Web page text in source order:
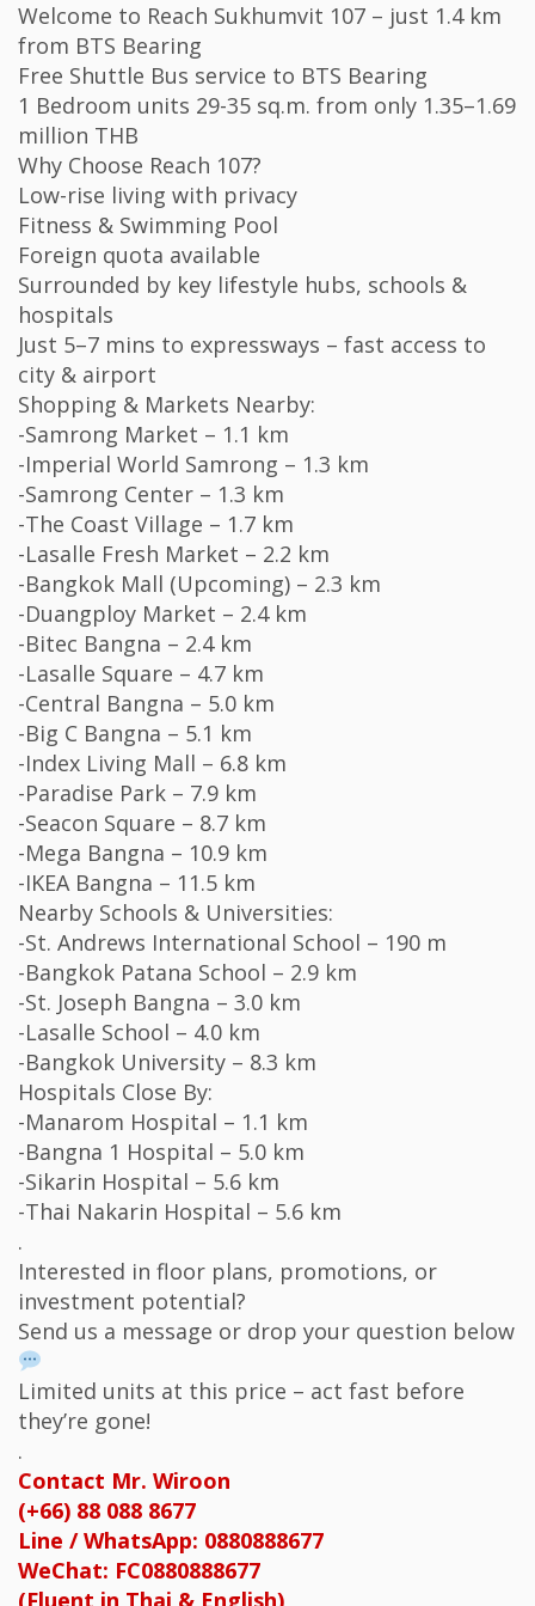
Welcome to Reach Sukhumvit 107 – just 1.4 km
from BTS Bearing
Free Shuttle Bus service to BTS Bearing
1 Bedroom units 29-35 sq.m. from only 1.35–1.69
million THB
Why Choose Reach 107?
Low-rise living with privacy
Fitness & Swimming Pool
Foreign quota available
Surrounded by key lifestyle hubs, schools &
hospitals
Just 5–7 mins to expressways – fast access to
city & airport
Shopping & Markets Nearby:
-Samrong Market – 1.1 km
-Imperial World Samrong – 1.3 km
-Samrong Center – 1.3 km
-The Coast Village – 1.7 km
-Lasalle Fresh Market – 2.2 km
-Bangkok Mall (Upcoming) – 2.3 km
-Duangploy Market – 2.4 km
-Bitec Bangna – 2.4 km
-Lasalle Square – 4.7 km
-Central Bangna – 5.0 km
-Big C Bangna – 5.1 km
-Index Living Mall – 6.8 km
-Paradise Park – 7.9 km
-Seacon Square – 8.7 km
-Mega Bangna – 10.9 km
-IKEA Bangna – 11.5 km
Nearby Schools & Universities:
-St. Andrews International School – 190 m
-Bangkok Patana School – 2.9 km
-St. Joseph Bangna – 3.0 km
-Lasalle School – 4.0 km
-Bangkok University – 8.3 km
Hospitals Close By:
-Manarom Hospital – 1.1 km
-Bangna 1 Hospital – 5.0 km
-Sikarin Hospital – 5.6 km
-Thai Nakarin Hospital – 5.6 km
.
Interested in floor plans, promotions, or
investment potential?
Send us a message or drop your question below
Limited units at this price – act fast before
they’re gone!
.
Contact Mr. Wiroon
(+66) 88 088 8677
Line / WhatsApp: 0880888677
WeChat: FC0880888677